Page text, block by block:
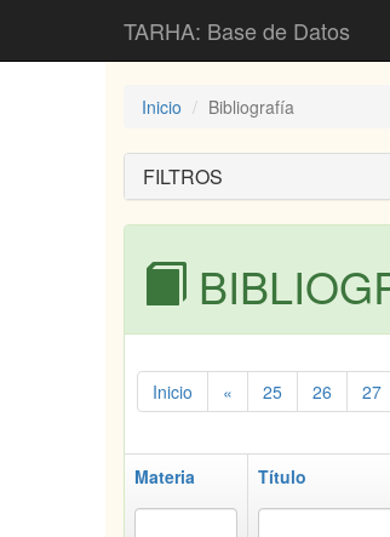
TARHA: Base de Datos
Inicio Bibliografía
FILTROS
Inicio « 25 26 27
Materia Título